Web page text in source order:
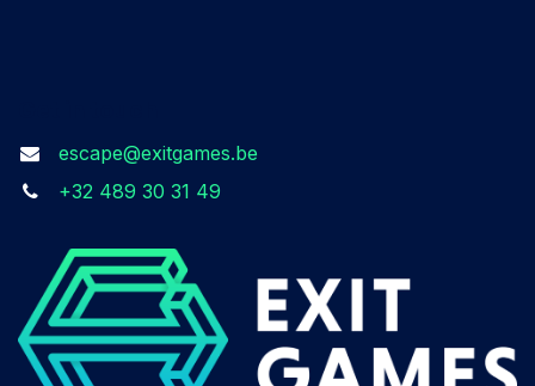
escape@exitgames.be
+32 489 30 31 49